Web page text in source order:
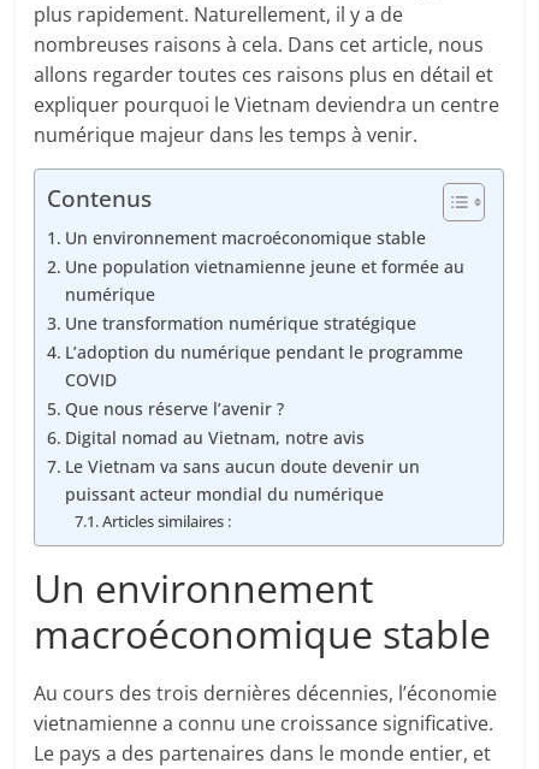
plus rapidement. Naturellement, il y a de
nombreuses raisons à cela. Dans cet article, nous
allons regarder toutes ces raisons plus en détail et
expliquer pourquoi le Vietnam deviendra un centre
numérique majeur dans les temps à venir.
Contenus
Un environnement macroéconomique stable
Une population vietnamienne jeune et formée au
numérique
Une transformation numérique stratégique
L’adoption du numérique pendant le programme
COVID
Que nous réserve l’avenir ?
Digital nomad au Vietnam, notre avis
Le Vietnam va sans aucun doute devenir un
puissant acteur mondial du numérique
Articles similaires :
Un environnement
macroéconomique stable
Au cours des trois dernières décennies, l’économie
vietnamienne a connu une croissance significative.
Le pays a des partenaires dans le monde entier, et